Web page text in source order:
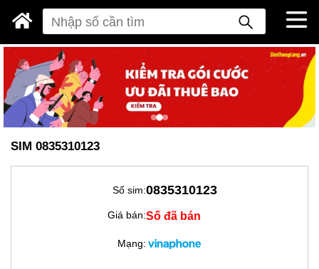
SIM 0835310123
Số sim:0835310123
Giá bán:Số đã bán
Mạng: